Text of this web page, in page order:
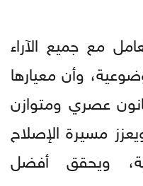
مع جميع الآراء
وأن معيارها
عصري ومتوازن
مسيرة الإصلاح
ويحقق أفضل